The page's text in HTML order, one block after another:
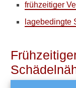
frühzeitiger
lagebedingte